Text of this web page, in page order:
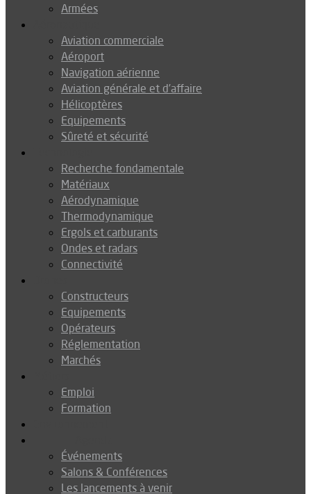
Armées
Aviation commerciale
Aéroport
Navigation aérienne
Aviation générale et d’affaire
Hélicoptères
Equipements
Sûreté et sécurité
Recherche fondamentale
Matériaux
Aérodynamique
Thermodynamique
Ergols et carburants
Ondes et radars
Connectivité
Constructeurs
Equipements
Opérateurs
Réglementation
Marchés
Emploi
Formation
Événements
Salons & Conférences
Les lancements à venir